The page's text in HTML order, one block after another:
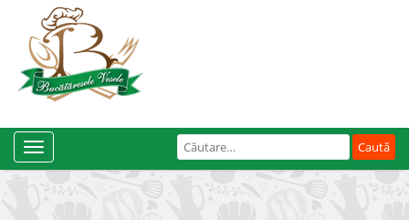
Caută
după:
Toggle
Navigation